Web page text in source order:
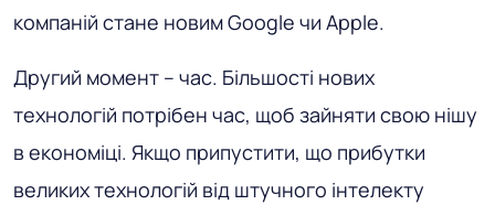
компаній стане новим Google чи Apple.
Другий момент – час. Більшості нових
технологій потрібен час, щоб зайняти свою нішу
в економіці. Якщо припустити, що прибутки
великих технологій від штучного інтелекту